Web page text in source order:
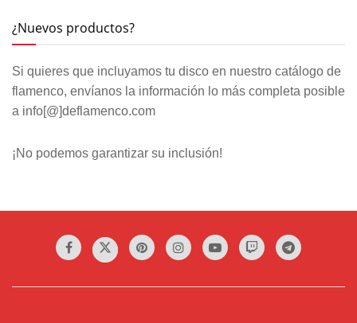
¿Nuevos productos?
Si quieres que incluyamos tu disco en nuestro catálogo de
flamenco, envíanos la información lo más completa posible
a info[@]deflamenco.com
¡No podemos garantizar su inclusión!